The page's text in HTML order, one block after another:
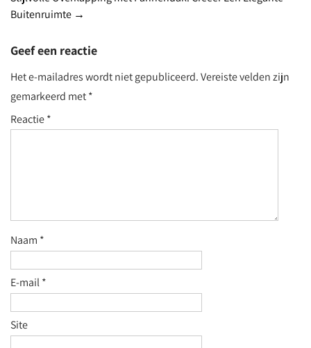
navigation
Buitenruimte →
Geef een reactie
Het e-mailadres wordt niet gepubliceerd.Vereiste velden zijn
gemarkeerd met*
Reactie*
Naam *
E-mail*
Site